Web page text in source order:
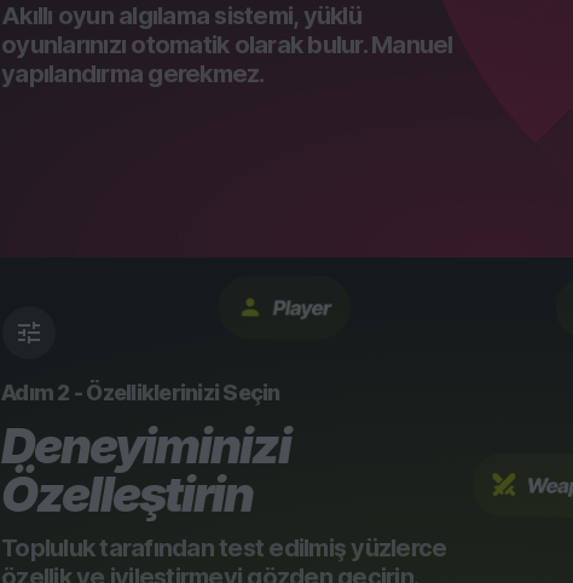
Akıllı oyun algılama sistemi, yüklü
oyunlarınızı otomatik olarak bulur. Manuel
yapılandırma gerekmez.
Adım 2 - Özelliklerinizi Seçin
Deneyiminizi
Özelleştirin
Topluluk tarafından test edilmiş yüzlerce
özellik ve iyileştirmeyi gözden geçirin.